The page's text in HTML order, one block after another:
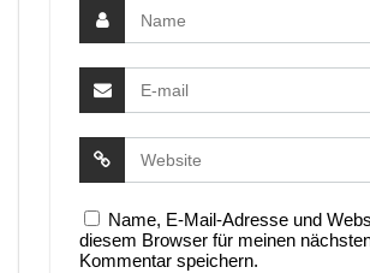
Name, E-Mail-Adresse und
diesem Browser für meinen
Kommentar speichern.